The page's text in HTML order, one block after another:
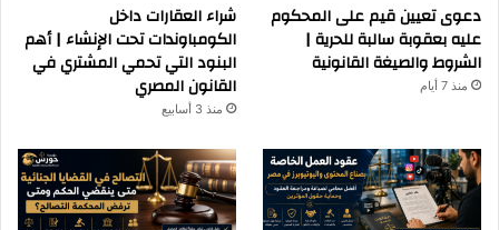
دعوى تعيين قيم على المحكوم
عليه بعقوبة سالبة للحرية |
الشروط والصيغة القانونية
منذ 7 أيام
شراء العقارات داخل
الكومباوندات تحت الإنشاء | أهم
البنود التي تحمي المشتري في
القانون المصري
منذ 3 أسابيع